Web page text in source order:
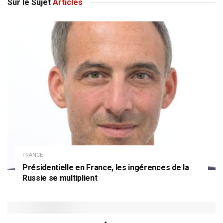
Sur le Sujet Articles
FRANCE
Présidentielle en France, les ingérences de la
Russie se multiplient